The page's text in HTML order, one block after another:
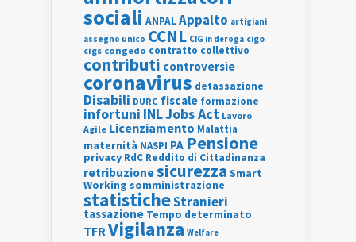
sociali ANPALAppalto artigiani
assegno unico CCNL CIG in deroga cigo
cigs congedo contratto collettivo
contributi controversie
coronavirus detassazione
Disabili DURC fiscale formazione
infortuni INLJobs Act Lavoro
Agile Licenziamento Malattia
maternità NASPI PA Pensione
privacy RdC Reddito di Cittadinanza
retribuzionesicurezza Smart
Working somministrazione
statisticheStranieri
tassazione Tempo determinato
TFRVigilanza Welfare